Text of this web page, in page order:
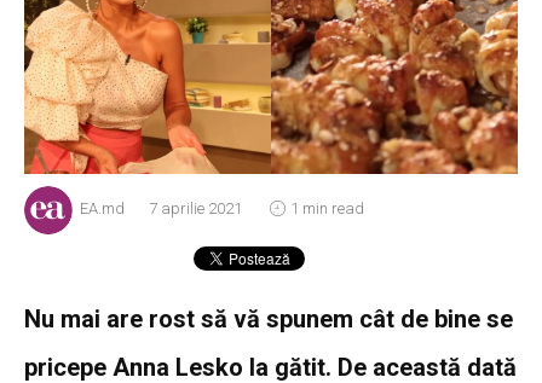
EA.md 7 aprilie 2021 1 min read
Nu mai are rost să vă spunem cât de bine se
pricepe Anna Lesko la gătit. De această dată